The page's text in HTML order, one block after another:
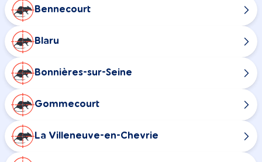
Bennecourt
Blaru
Bonnières-sur-Seine
Gommecourt
La Villeneuve-en-Chevrie